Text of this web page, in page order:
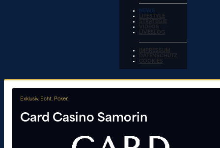
NEWS
LIFESTYLE
STRATEGIE
VIDEOS
LIVEBLOG
IMPRESSUM
DATENSCHUTZ
COOKIES
Exklusiv. Echt. Poker.
Card Casino Samorin